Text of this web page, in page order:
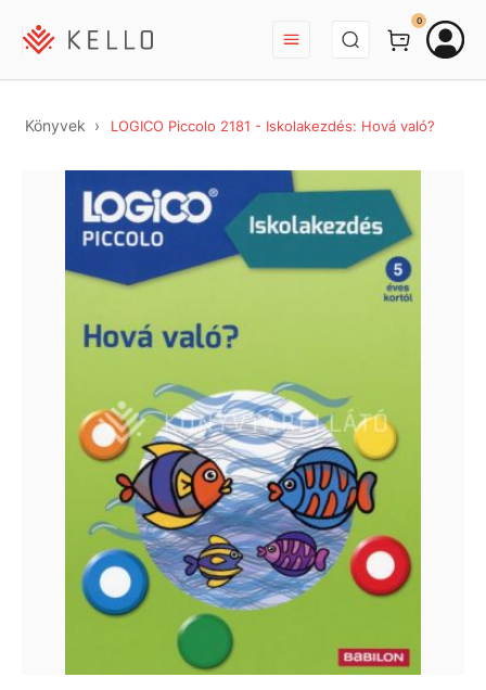
BEJELENTKEZÉS
0
Könyvek LOGICO Piccolo 2181 - Iskolakezdés: Hová való?